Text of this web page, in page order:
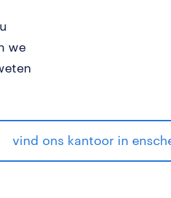
we
vind ons kantoor in